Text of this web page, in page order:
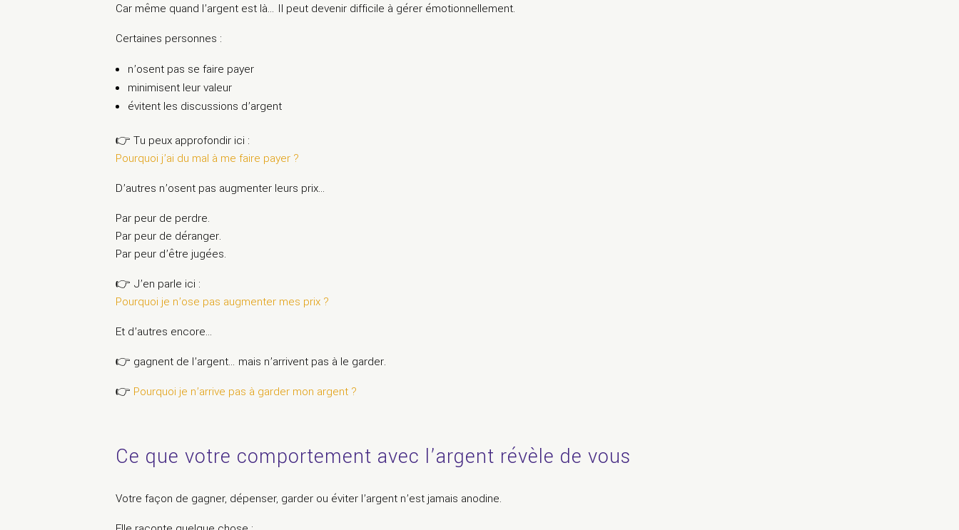
Car même quand l’argent est là… Il peut devenir difficile à gérer émotionnellement.
Certaines personnes :
n’osent pas se faire payer
minimisent leur valeur
évitent les discussions d’argent
👉 Tu peux approfondir ici :
Pourquoi j’ai du mal à me faire payer ?
D’autres n’osent pas augmenter leurs prix…
Par peur de perdre.
Par peur de déranger.
Par peur d’être jugées.
👉 J’en parle ici :
Pourquoi je n’ose pas augmenter mes prix ?
Et d’autres encore…
👉 gagnent de l’argent… mais n’arrivent pas à le garder.
👉 Pourquoi je n’arrive pas à garder mon argent ?
Ce que votre comportement avec l’argent révèle de vous
Votre façon de gagner, dépenser, garder ou éviter l’argent n’est jamais anodine.